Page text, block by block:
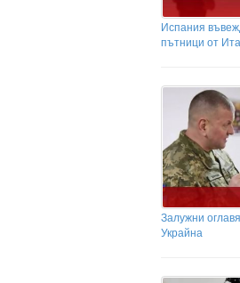
Испания
пътници от
Залужни
Украйна